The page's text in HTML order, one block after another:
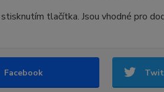
tlačítka. Jsou vhodné pro
Facebook